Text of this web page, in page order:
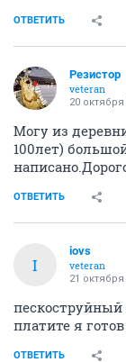
ОТВЕТИТЬ
Резистор
veteran
20 октября
Могу из
100лет)
ОТВЕТИТЬ
I
iovs
veteran
21 октября
пескоструйный
платите я
ОТВЕТИТЬ